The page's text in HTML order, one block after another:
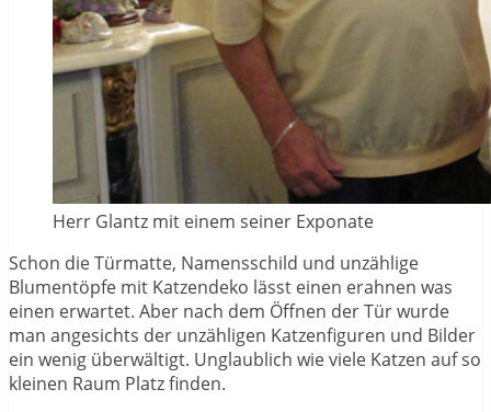
Herr Glantz mit einem seiner Exponate
Schon die Türmatte, Namensschild und unzählige
Blumentöpfe mit Katzendeko lässt einen erahnen was
einen erwartet. Aber nach dem Öffnen der Tür wurde
man angesichts der unzähligen Katzenfiguren und Bilder
ein wenig überwältigt. Unglaublich wie viele Katzen auf so
kleinen Raum Platz finden.